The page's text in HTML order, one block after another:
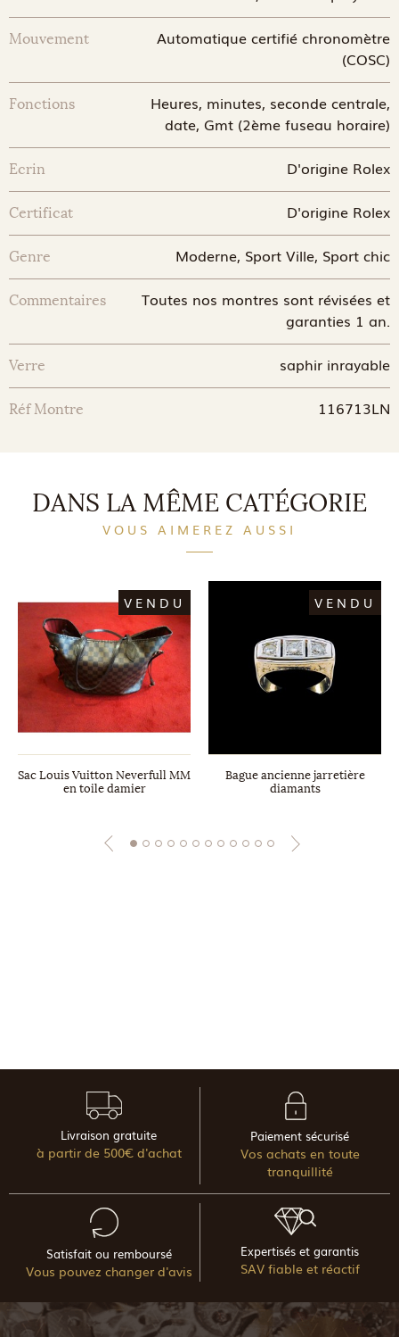
Mouvement
Automatique certifié chronomètre
(COSC)
Fonctions
Heures, minutes, seconde centrale,
date, Gmt (2ème fuseau horaire)
Ecrin D'origine Rolex
Certificat D'origine Rolex
Genre Moderne, Sport Ville, Sport chic
Commentaires
Toutes nos montres sont révisées et
garanties 1 an.
Verre saphir inrayable
Réf Montre 116713LN
DANS LA MÊME CATÉGORIE
VOUS AIMEREZ AUSSI
VENDU
Sac Louis Vuitton Neverfull MM
en toile damier
VENDU
Bague ancienne jarretière
diamants
Livraison gratuite
à partir de 500€ d'achat
Paiement sécurisé
Vos achats en toute
tranquillité
Satisfait ou remboursé
Vous pouvez changer d'avis
Expertisés et garantis
SAV fiable et réactif